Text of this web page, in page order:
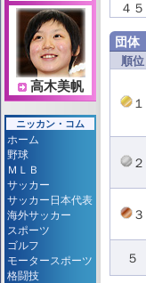
４５
団体
順位
１
２
３
５
高木美帆
ニッカン・コム
ホーム
野球
ＭＬＢ
サッカー
サッカー日本代表
海外サッカー
スポーツ
ゴルフ
モータースポーツ
格闘技